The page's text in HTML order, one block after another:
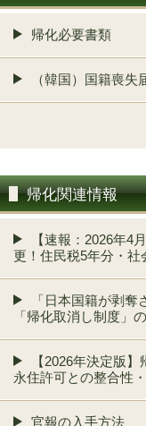
帰化必要書類
（韓国）国籍喪失
帰化関連情報
【速報：2026年4
更！住民税5年分・
「日本国籍が剥
「帰化取消し制度」
【2026年決定版
永住許可との整合性
官報の入手方法